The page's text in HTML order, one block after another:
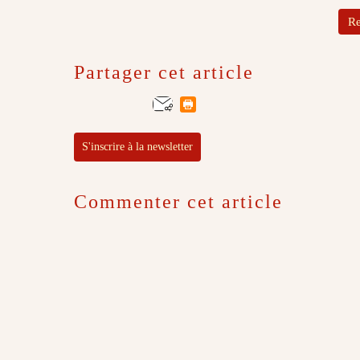
Partager cet article
S'inscrire à la newsletter
Commenter cet article